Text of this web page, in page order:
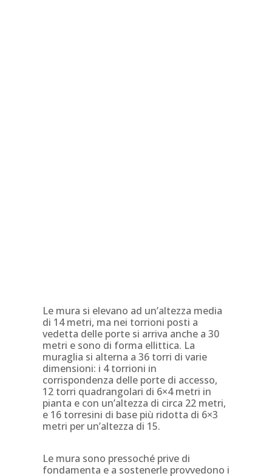
Le mura si elevano ad un’altezza media
di 14 metri, ma nei torrioni posti a
vedetta delle porte si arriva anche a 30
metri e sono di forma ellittica. La
muraglia si alterna a 36 torri di varie
dimensioni: i 4 torrioni in
corrispondenza delle porte di accesso,
12 torri quadrangolari di 6×4 metri in
pianta e con un’altezza di circa 22 metri,
e 16 torresini di base più ridotta di 6×3
metri per un’altezza di 15.
Le mura sono pressoché prive di
fondamenta e a sostenerle provvedono i